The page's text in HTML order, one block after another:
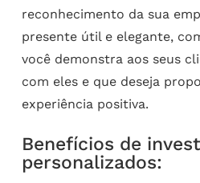
reconhecimento da sua
presente útil e elegante,
você demonstra aos seus
com eles e que deseja
experiência positiva.
Benefícios de
personalizados: